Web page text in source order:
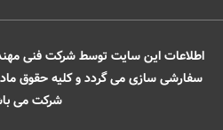
اطلاعات این سایت توسط شرکت فنی
سفارشی سازی می گردد و کلیه حقوق
شرکت می